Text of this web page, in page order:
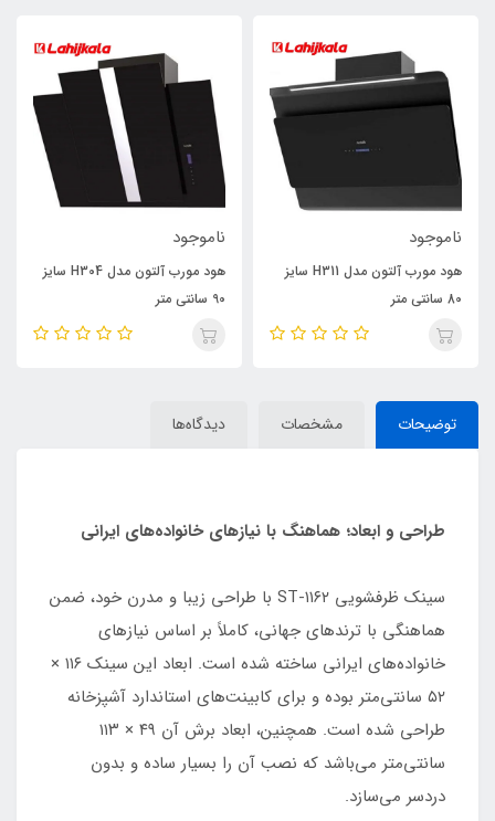
ناموجود
هود مورب آلتون مدل H311 سایز
80 سانتی متر
ناموجود
هود مورب آلتون مدل H304 سایز
90 سانتی متر
توضیحات مشخصات دیدگاه‌ها
طراحی و ابعاد؛ هماهنگ با نیازهای خانواده‌های ایرانی
سینک ظرفشویی ST-۱۱۶۲ با طراحی زیبا و مدرن خود، ضمن
هماهنگی با ترندهای جهانی، کاملاً بر اساس نیازهای
خانواده‌های ایرانی ساخته شده است. ابعاد این سینک ۱۱۶ ×
۵۲ سانتی‌متر بوده و برای کابینت‌های استاندارد آشپزخانه
طراحی شده است. همچنین، ابعاد برش آن ۴۹ × ۱۱۳
سانتی‌متر می‌باشد که نصب آن را بسیار ساده و بدون
دردسر می‌سازد.